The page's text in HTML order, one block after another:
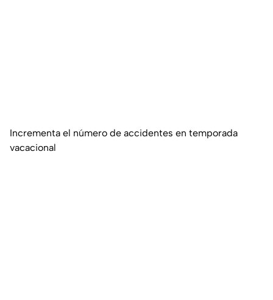
Incrementa el número de accidentes en temporada
vacacional